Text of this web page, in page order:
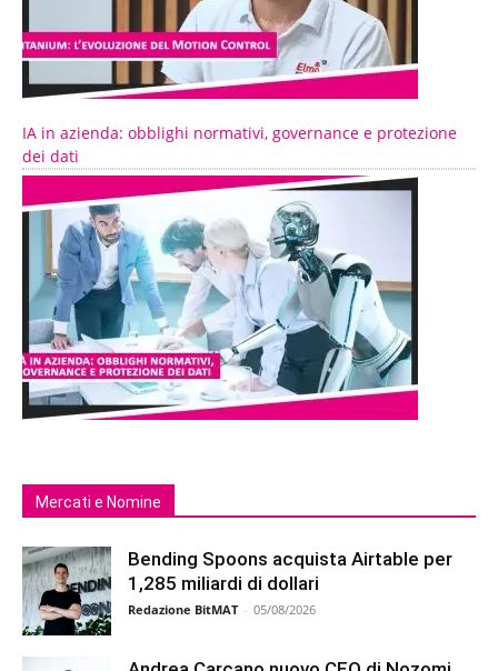
IA in azienda: obblighi normativi, governance e protezione
dei dati
Mercati e Nomine
Bending Spoons acquista Airtable per
1,285 miliardi di dollari
Redazione BitMAT - 05/08/2026